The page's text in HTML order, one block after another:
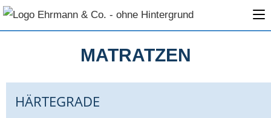
MATRATZEN
HÄRTEGRADE